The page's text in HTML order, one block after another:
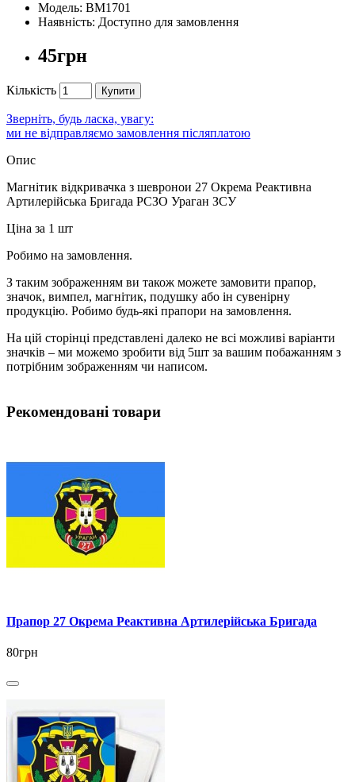
Модель: ВМ1701
Наявність: Доступно для замовлення
45грн
Кількість Купити
Зверніть, будь ласка, увагу:
ми не відправляємо замовлення післяплатою
Опис
Магнітик відкривачка з шевронои 27 Окрема Реактивна
Артилерійська Бригада РСЗО Ураган ЗСУ
Ціна за 1 шт
Робимо на замовлення.
З таким зображенням ви також можете замовити прапор,
значок, вимпел, магнітик, подушку або ін сувенірну
продукцію. Робимо будь-які прапори на замовлення.
На цій сторінці представлені далеко не всі можливі варіанти
значків – ми можемо зробити від 5шт за вашим побажанням з
потрібним зображенням чи написом.
Рекомендовані товари
Прапор 27 Окрема Реактивна Артилерійська Бригада
80грн